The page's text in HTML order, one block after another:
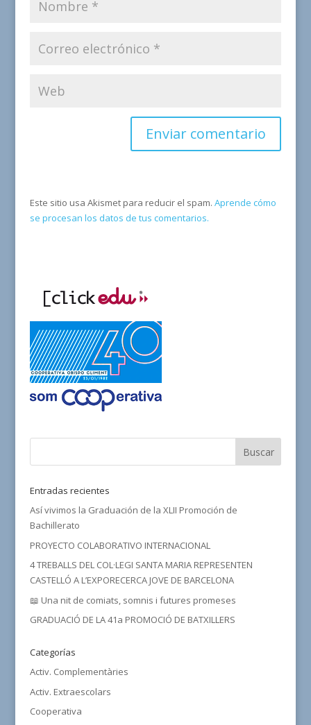
Este sitio usa Akismet para reducir el spam. Aprende cómo
se procesan los datos de tus comentarios.
Entradas recientes
Así vivimos la Graduación de la XLII Promoción de
Bachillerato
PROYECTO COLABORATIVO INTERNACIONAL
4 TREBALLS DEL COL·LEGI SANTA MARIA REPRESENTEN
CASTELLÓ A L’EXPORECERCA JOVE DE BARCELONA
📖 Una nit de comiats, somnis i futures promeses
GRADUACIÓ DE LA 41a PROMOCIÓ DE BATXILLERS
Categorías
Activ. Complementàries
Activ. Extraescolars
Cooperativa